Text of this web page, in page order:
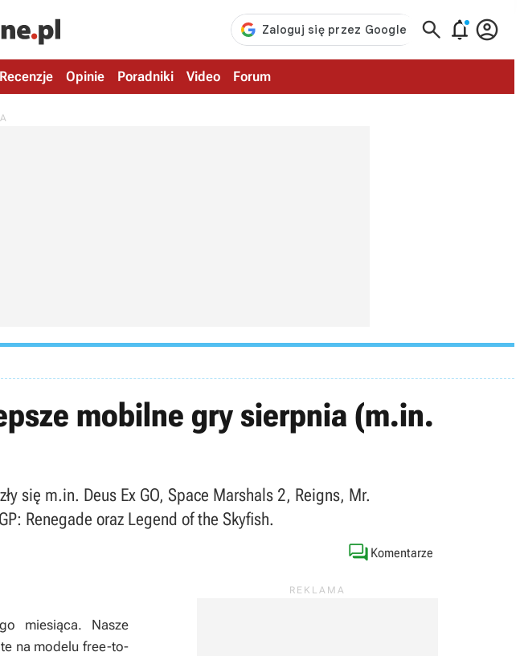
  
Recenzje Opinie Poradniki Video Forum
mobilne gry sierpnia (m.in.
się m.in. Deus Ex GO, Space Marshals 2, Reigns, Mr.
Renegade oraz Legend of the Skyfish.
 Komentarze
miesiąca. Nasze
na modelu free-to-